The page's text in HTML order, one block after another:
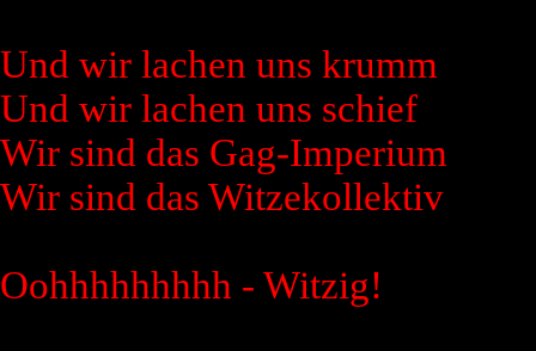
Und wir lachen uns krumm
Und wir lachen uns schief
Wir sind das Gag-Imperium
Wir sind das Witzekollektiv
Oohhhhhhhhh - Witzig!